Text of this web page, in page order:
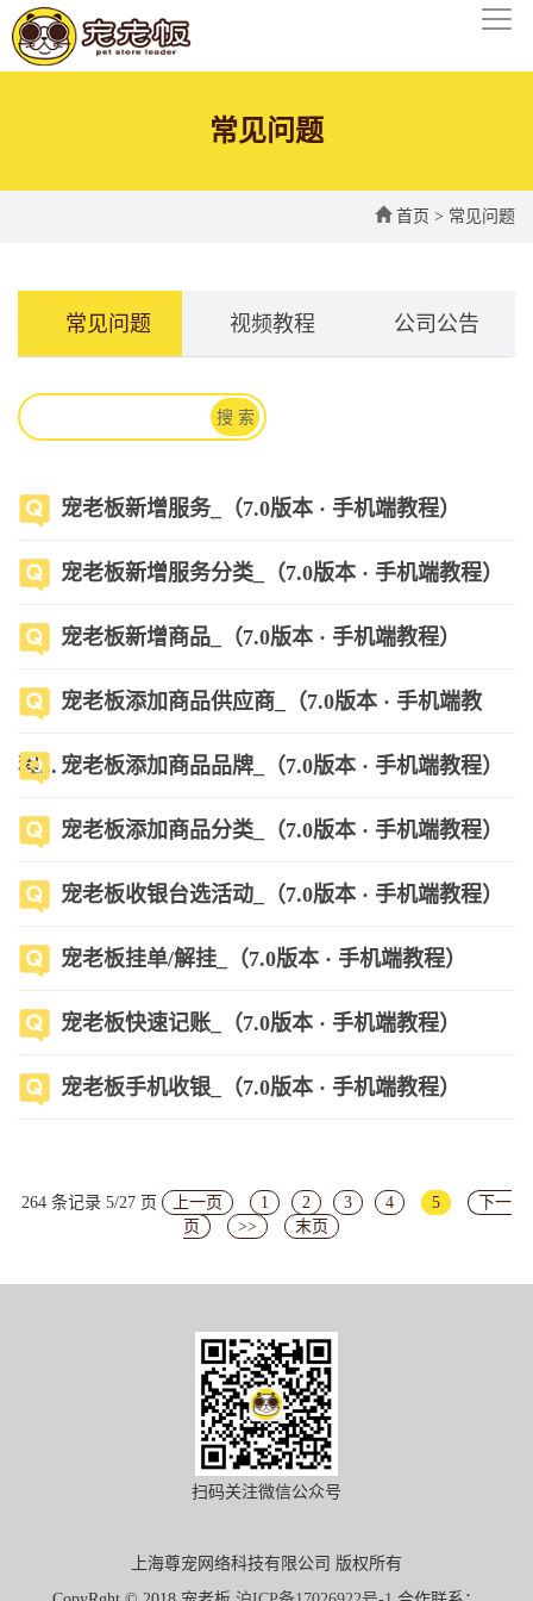
常见问题
首页 > 常见问题
常见问题 视频教程 公司公告
搜 索
宠老板新增服务_（7.0版本 · 手机端教程）
宠老板新增服务分类_（7.0版本 · 手机端教程）
宠老板新增商品_（7.0版本 · 手机端教程）
宠老板添加商品供应商_（7.0版本 · 手机端教
程... 宠老板添加商品品牌_（7.0版本 · 手机端教程）
宠老板添加商品分类_（7.0版本 · 手机端教程）
宠老板收银台选活动_（7.0版本 · 手机端教程）
宠老板挂单/解挂_（7.0版本 · 手机端教程）
宠老板快速记账_（7.0版本 · 手机端教程）
宠老板手机收银_（7.0版本 · 手机端教程）
264 条记录 5/27 页 上一页 1 2 3 4 5
下一
页
>> 末页
扫码关注微信公众号
上海尊宠网络科技有限公司 版权所有